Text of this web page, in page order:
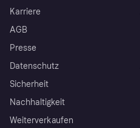
Karriere
AGB
Presse
Datenschutz
Sicherheit
Nachhaltigkeit
Weiterverkaufen